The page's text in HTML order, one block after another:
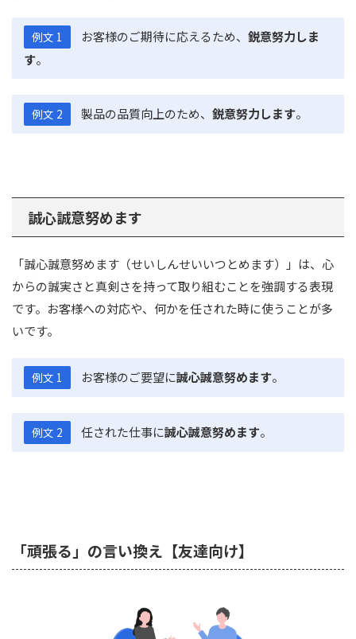
例文 1 お客様のご期待に応えるため、 鋭意努力しま
す。
例文 2 製品の品質向上のため、 鋭意努力します。
誠心誠意努めます
「誠心誠意努めます（せいしんせいいつとめます）」は、心
からの誠実さと真剣さを持って取り組むことを強調する表現
です。お客様への対応や、何かを任された時に使うことが多
いです。
例文 1 お客様のご要望に誠心誠意努めます。
例文 2 任された仕事に誠心誠意努めます。
「頑張る」の言い換え【友達向け】